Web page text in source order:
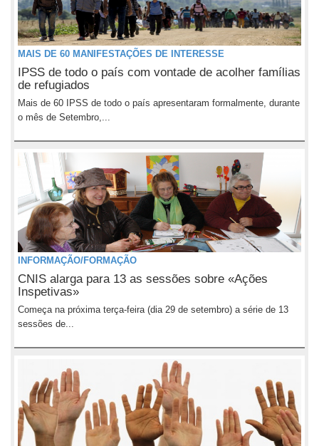
MAIS DE 60 MANIFESTAÇÕES DE INTERESSE
IPSS de todo o país com vontade de acolher famílias
de refugiados
Mais de 60 IPSS de todo o país apresentaram formalmente, durante
o mês de Setembro,...
INFORMAÇÃO/FORMAÇÃO
CNIS alarga para 13 as sessões sobre «Ações
Inspetivas»
Começa na próxima terça-feira (dia 29 de setembro) a série de 13
sessões de...